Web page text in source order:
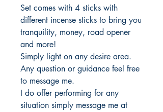
Set comes with 4 sticks with
different incense sticks to bring you
tranquility, money, road opener
and more!
Simply light on any desire area.
Any question or guidance feel free
to message me.
I do offer performing for any
situation simply message me at